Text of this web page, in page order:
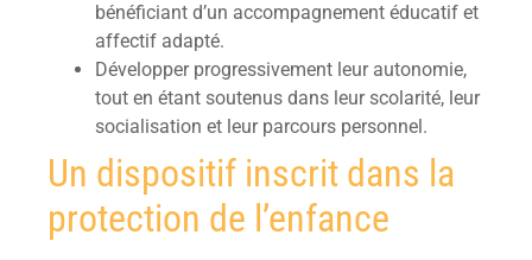
bénéficiant d’un accompagnement éducatif et
affectif adapté.
Développer progressivement leur autonomie,
tout en étant soutenus dans leur scolarité, leur
socialisation et leur parcours personnel.
Un dispositif inscrit dans la
protection de l’enfance